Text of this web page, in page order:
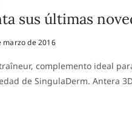
sus últimas
marzo de 2016
complemento ideal
de SingulaDerm. Antera